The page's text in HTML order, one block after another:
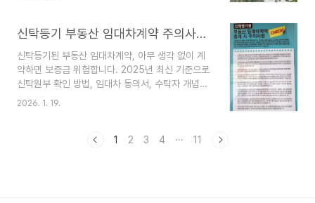
고객 문의 자동 응대상담 예..
를 5월 9일부로 종료한다고 공식 발표했습니다.이
동시에 나타나고 있습니다.다주택자 매도 문의 급
증“지금 팔면 세금이 얼마냐” 검색량 폭증급매물 증
가 + 매수자 관망 심리 확대이유는 단 하나입니다.
👉 유예 종료 이후 양도세가 ‘체감상 2배 이상’ 늘
신탁등기 부동산 임대차계약 주의사항 총정리｜2025년 필수 체크리스트로 보증금 지키는 방법
신탁등기된 부동산 임대차계약, 아무 생각 없이 계
약하면 보증금 위험합니다. 2025년 최신 기준으로
신탁원부 확인 방법, 임대차 동의서, 수탁자 개념까
지 한 번에 정리했습니다. 요즘 부동산 계약 앞두고
은 일반 임대차계약과 완전히 다르게 접근해야 하는
2026. 1. 19.
1 2 3 4 ··· 11